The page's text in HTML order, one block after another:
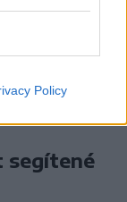
Policy
a
segítené